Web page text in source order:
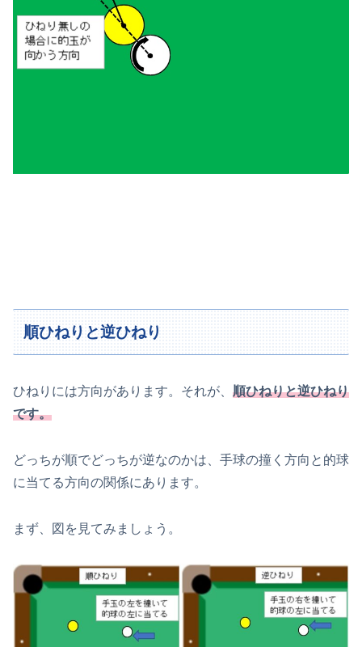
順ひねりと逆ひねり
ひねりには方向があります。それが、 順ひねりと逆ひねり
です。
どっちが順でどっちが逆なのかは、手球の撞く方向と的球
に当てる方向の関係にあります。
まず、図を見てみましょう。